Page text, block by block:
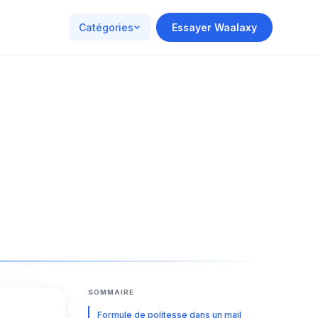
Catégories Essayer Waalaxy
SOMMAIRE
Formule de politesse dans un mail